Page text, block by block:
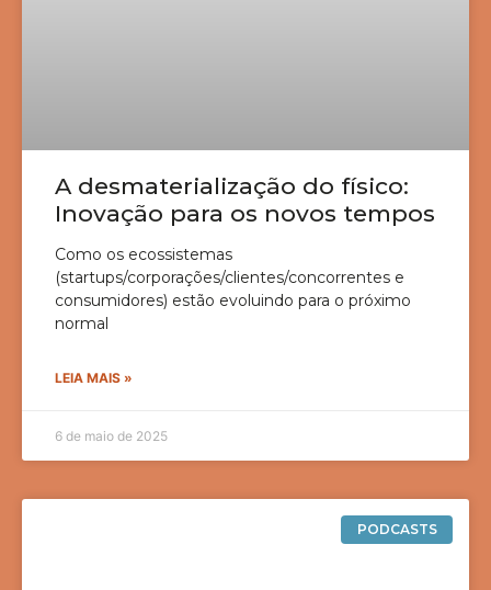
A desmaterialização do físico:
Inovação para os novos tempos
Como os ecossistemas
(startups/corporações/clientes/concorrentes e
consumidores) estão evoluindo para o próximo
normal
LEIA MAIS »
6 de maio de 2025
PODCASTS